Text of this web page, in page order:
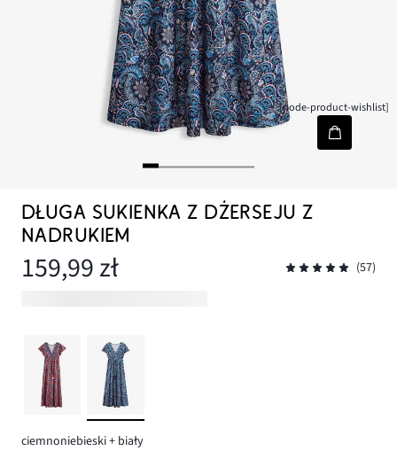
[node-product-wishlist]
DŁUGA SUKIENKA Z DŻERSEJU Z
NADRUKIEM
159,99 zł (57)
ciemnoniebieski + biały